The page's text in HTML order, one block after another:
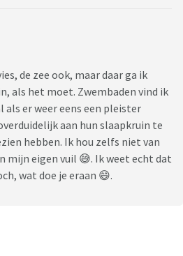
de zee ook, maar daar ga ik
als het moet. Zwembaden vind ik
als er weer eens een pleister
aan hun slaapkruin te
hebben. Ik hou zelfs niet van
mijn eigen vuil 😅. Ik weet echt dat
wat doe je eraan 😄.